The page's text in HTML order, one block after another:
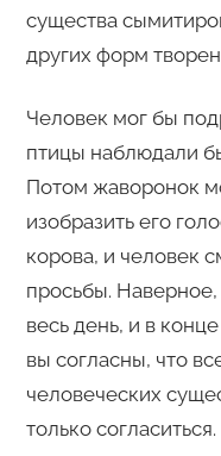
существа
других форм
Человек мог бы
птицы наблюдали
Потом жаворонок
изобразить его
корова, и человек
просьбы.
весь день, и в
вы согласны, что
человеческих
только согласиться.